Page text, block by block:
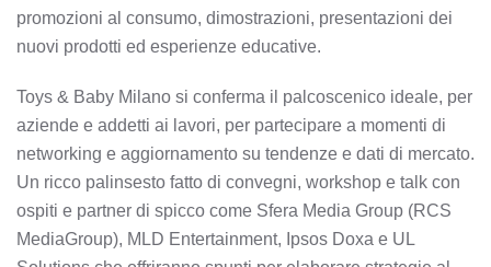
promozioni al consumo, dimostrazioni, presentazioni dei
nuovi prodotti ed esperienze educative.
Toys & Baby Milano si conferma il palcoscenico ideale, per
aziende e addetti ai lavori, per partecipare a momenti di
networking e aggiornamento su tendenze e dati di mercato.
Un ricco palinsesto fatto di convegni, workshop e talk con
ospiti e partner di spicco come Sfera Media Group (RCS
MediaGroup), MLD Entertainment, Ipsos Doxa e UL